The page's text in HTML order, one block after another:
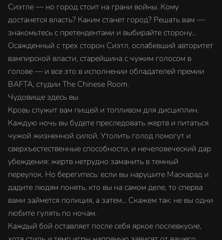
Сиэтле — но город стоит на грани войны. Кому
достанется власть? Каким станет город? Решать вам —
знакомьтесь с претендентами и выбирайте сторону...
Осажденный с трех сторон Сиэтл, ослабевший авторитет
вампирской власти, старейшина с чужим голосом в
голове — и все это в исполнении обладателей премии
BAFTA, студии The Chinese Room.
Чудовище здесь вы
Кровь служит вам пищей и топливом для дисциплин.
Каждую ночь вы будете преследовать жертв и питаться
чужой жизненной силой. Утолить голод помогут и
сверхъестественные способности, и нечеловеческий дар
убеждения: жертв нетрудно заманить в темный
переулок. Но берегитесь: если вы нарушите Маскарад и
дадите людям понять, кто вы на самом деле, то сперва
вами займется полиция, а затем... Скажем так: не вы одни
любите гулять по ночам.
Каждый бой оставляет после себя яркое послевкусие,